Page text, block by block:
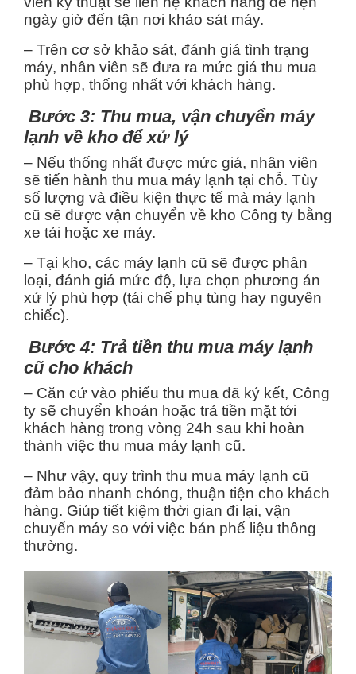
ngày giờ đến tận nơi khảo sát máy.
– Trên cơ sở khảo sát, đánh giá tình trạng
máy, nhân viên sẽ đưa ra mức giá thu mua
phù hợp, thống nhất với khách hàng.
Bước 3: Thu mua, vận chuyển máy
lạnh về kho để xử lý
– Nếu thống nhất được mức giá, nhân viên
sẽ tiến hành thu mua máy lạnh tại chỗ. Tùy
số lượng và điều kiện thực tế mà máy lạnh
cũ sẽ được vận chuyển về kho Công ty bằng
xe tải hoặc xe máy.
– Tại kho, các máy lạnh cũ sẽ được phân
loại, đánh giá mức độ, lựa chọn phương án
xử lý phù hợp (tái chế phụ tùng hay nguyên
chiếc).
Bước 4: Trả tiền thu mua máy lạnh
cũ cho khách
– Căn cứ vào phiếu thu mua đã ký kết, Công
ty sẽ chuyển khoản hoặc trả tiền mặt tới
khách hàng trong vòng 24h sau khi hoàn
thành việc thu mua máy lạnh cũ.
– Như vậy, quy trình thu mua máy lạnh cũ
đảm bảo nhanh chóng, thuận tiện cho khách
hàng. Giúp tiết kiệm thời gian đi lại, vận
chuyển máy so với việc bán phế liệu thông
thường.